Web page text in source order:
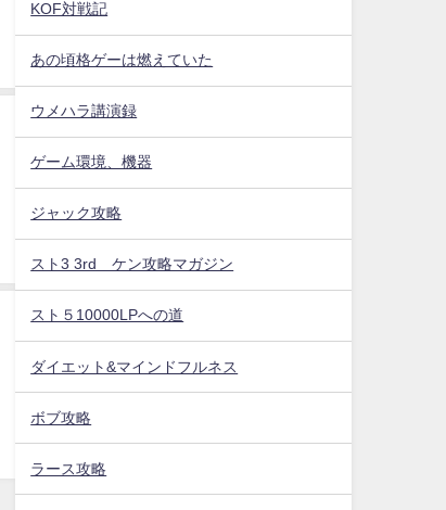
KOF対戦記
あの頃格ゲーは燃えていた
ウメハラ講演録
ゲーム環境、機器
ジャック攻略
スト3 3rd ケン攻略マガジン
スト５10000LPへの道
ダイエット&マインドフルネス
ボブ攻略
ラース攻略